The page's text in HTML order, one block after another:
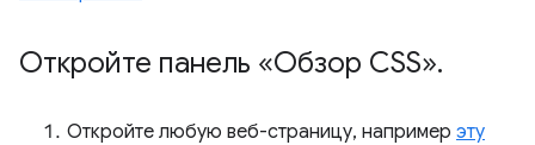
Откройте панель «Обзор CSS».
Откройте любую веб-страницу, например эту